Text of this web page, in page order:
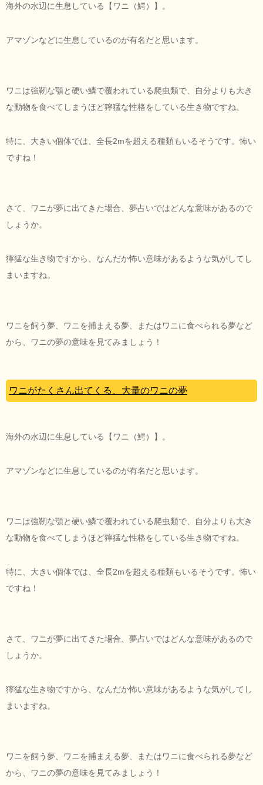
海外の水辺に生息している【ワニ（鰐）】。
アマゾンなどに生息しているのが有名だと思います。
ワニは強靭な顎と硬い鱗で覆われている爬虫類で、自分よりも大き
な動物を食べてしまうほど獰猛な性格をしている生き物ですね。
特に、大きい個体では、全長2mを超える種類もいるそうです。怖い
ですね！
さて、ワニが夢に出てきた場合、夢占いではどんな意味があるので
しょうか。
獰猛な生き物ですから、なんだか怖い意味があるような気がしてし
まいますね。
ワニを飼う夢、ワニを捕まえる夢、またはワニに食べられる夢など
から、ワニの夢の意味を見てみましょう！
ワニがたくさん出てくる、大量のワニの夢
海外の水辺に生息している【ワニ（鰐）】。
アマゾンなどに生息しているのが有名だと思います。
ワニは強靭な顎と硬い鱗で覆われている爬虫類で、自分よりも大き
な動物を食べてしまうほど獰猛な性格をしている生き物ですね。
特に、大きい個体では、全長2mを超える種類もいるそうです。怖い
ですね！
さて、ワニが夢に出てきた場合、夢占いではどんな意味があるので
しょうか。
獰猛な生き物ですから、なんだか怖い意味があるような気がしてし
まいますね。
ワニを飼う夢、ワニを捕まえる夢、またはワニに食べられる夢など
から、ワニの夢の意味を見てみましょう！